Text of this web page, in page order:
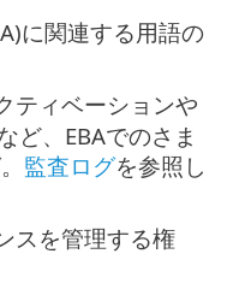
に関連する用語の
ティベーションや
ど、EBAでのさま
監査ログを参照し
スを管理する権